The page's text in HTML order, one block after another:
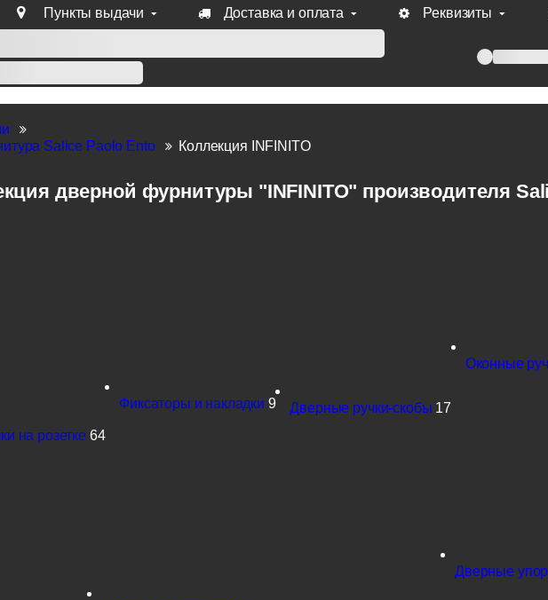
Пункты выдачи Доставка и оплата Реквизиты
продукции Venezia, Fratelli, Tupai, Extreza, Melodia, Forme при оплате по счету.
Salice Paolo Ento
Коллекция INFINITO
дверной фурнитуры "INFINITO" производителя
на розетке 64
Фиксаторы и накладки 9 Дверные ручки-скобы 17
Оконные
Дверные